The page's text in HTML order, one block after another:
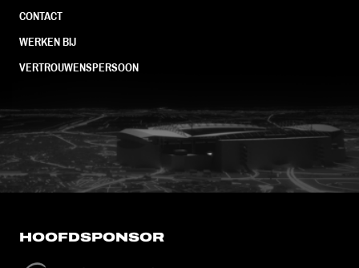
CONTACT
WERKEN BIJ
VERTROUWENSPERSOON
FC Utrecht<br>vanuit<br>het
HOOFDSPONSOR